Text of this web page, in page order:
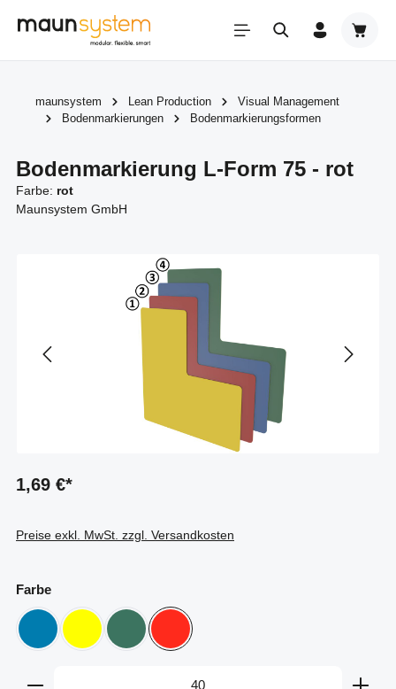
Zum Hauptinhalt springen
maunsystem Lean Production
Visual Management
Bodenmarkierungen
Bodenmarkierungsformen
Bodenmarkierung L-Form 75 - rot
Farbe: rot
Maunsystem GmbH
1,69 €*
Preise exkl. MwSt. zzgl. Versandkosten
Farbeauswählen
blau gelb grün ähnlich Ral 6000
rot
Produkt Anzahl: Gib den gewünschten Wert ein